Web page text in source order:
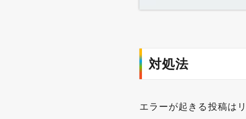
対処法
エラーが起きる投稿は